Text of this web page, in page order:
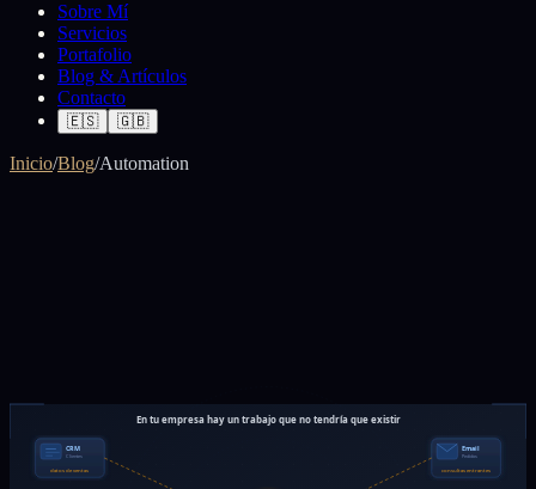
Sobre Mí
Servicios
Portafolio
Blog & Artículos
Contacto
🇪🇸 🇬🇧
Inicio/Blog/Automation